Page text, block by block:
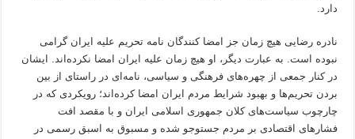
دارد.
نادره رضایی هیچ زمان جز امضا کنندگان نامه تحریم علیه ایران گرامی
نبوده است. به عبارت دیگر، او هیچ زمان علیه ایران امضا نکرده‌اند. ایشان
در کنار جمعی از چهره‌های فرهنگی و سیاسی، نامه‌ای در راستای از بین
بردن تحریم‌ها و بهبود شرایط مردم ایران امضا کرده‌اند؛ رویکردی که در
چارچوب سیاست‌های کلان جمهوری اسلامی ایران و با مقصد افت
فشارهای اقتصادی بر مردم جستوجو شده و مسبوق به اسبق رسمی در